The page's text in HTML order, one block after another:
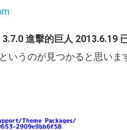
3.7.0 進擊的巨人 2013.6.19
いうのが見つかると思い